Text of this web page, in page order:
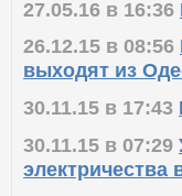
27.05.16 в 16:36
26.12.15 в 08:56
выходят из
30.11.15 в 17:43
30.11.15 в 07:29
электричества